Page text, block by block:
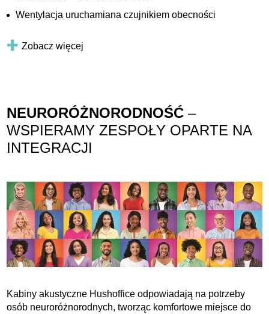
Wentylacja uruchamiana czujnikiem obecności
Zobacz więcej
NEURORÓŻNORODNOŚĆ –
WSPIERAMY ZESPOŁY OPARTE NA
INTEGRACJI
Kabiny akustyczne Hushoffice odpowiadają na potrzeby
osób neuroróżnorodnych, tworząc komfortowe miejsce do